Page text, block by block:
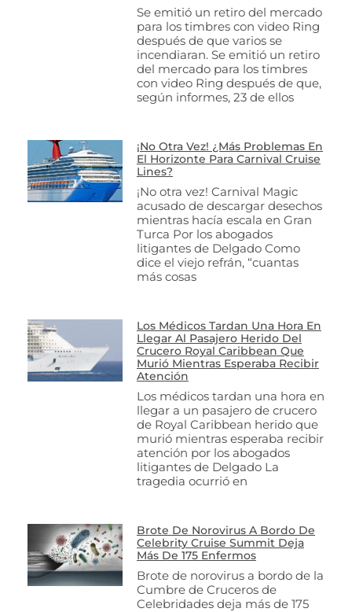
Se emitió un retiro del mercado
para los timbres con video Ring
después de que varios se
incendiaran. Se emitió un retiro
del mercado para los timbres
con video Ring después de que,
según informes, 23 de ellos
¡No Otra Vez! ¿Más Problemas En
El Horizonte Para Carnival Cruise
Lines?
¡No otra vez! Carnival Magic
acusado de descargar desechos
mientras hacía escala en Gran
Turca Por los abogados
litigantes de Delgado Como
dice el viejo refrán, “cuantas
más cosas
Los Médicos Tardan Una Hora En
Llegar Al Pasajero Herido Del
Crucero Royal Caribbean Que
Murió Mientras Esperaba Recibir
Atención
Los médicos tardan una hora en
llegar a un pasajero de crucero
de Royal Caribbean herido que
murió mientras esperaba recibir
atención por los abogados
litigantes de Delgado La
tragedia ocurrió en
Brote De Norovirus A Bordo De
Celebrity Cruise Summit Deja
Más De 175 Enfermos
Brote de norovirus a bordo de la
Cumbre de Cruceros de
Celebridades deja más de 175